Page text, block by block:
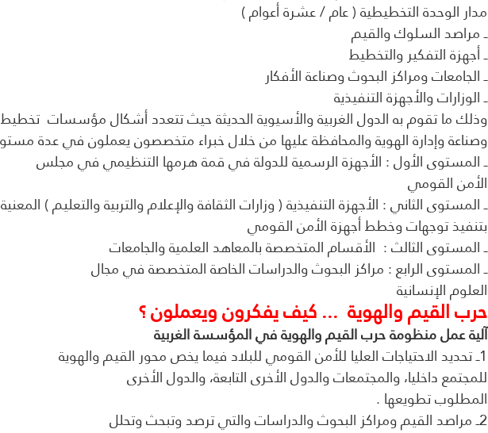
مدار الوحدة التخطيطية ( عام / عشرة أعوام )
ــ مراصد السلوك والقيم
ــ أجهزة التفكير والتخطيط
ــ الجامعات ومراكز البحوث وصناعة الأفكار
ــ الوزارات والأجهزة التنفيذية
وذلك ما تقوم به الدول الغربية والأسيوية الحديثة حيث تتعدد أشكال مؤسسات
وصناعة وإدارة الهوية والمحافظة عليها من خلال خبراء متخصصون يعملون في عدة
ــ المستوى الأول : الأجهزة الرسمية للدولة في قمة هرمها التنظيمي في مجلس
الأمن القومي
ــ المستوى الثاني : الأجهزة التنفيذية ( وزارات الثقافة والإعلام والتربية والتعليم ) المعنية
بتنفيذ توجهات وخطط أجهزة الأمن القومي
ــ المستوى الثالث :  الأقسام المتخصصة بالمعاهد العلمية والجامعات
ــ المستوى الرابع : مراكز البحوث والدراسات الخاصة المتخصصة في مجال
العلوم الإنسانية
حرب القيم والهوية  ... كيف يفكرون ويعملون ؟
آلية عمل منظومة حرب القيم والهوية في المؤسسة الغربية
1ــ تحديد الاحتياجات العليا للأمن القومي للبلاد فيما يخص محور القيم والهوية
للمجتمع داخليا، والمجتمعات والدول الأخرى التابعة، والدول الأخرى
المطلوب تطويعها .
2ــ مراصد القيم ومراكز البحوث والدراسات والتي ترصد وتبحث وتحلل